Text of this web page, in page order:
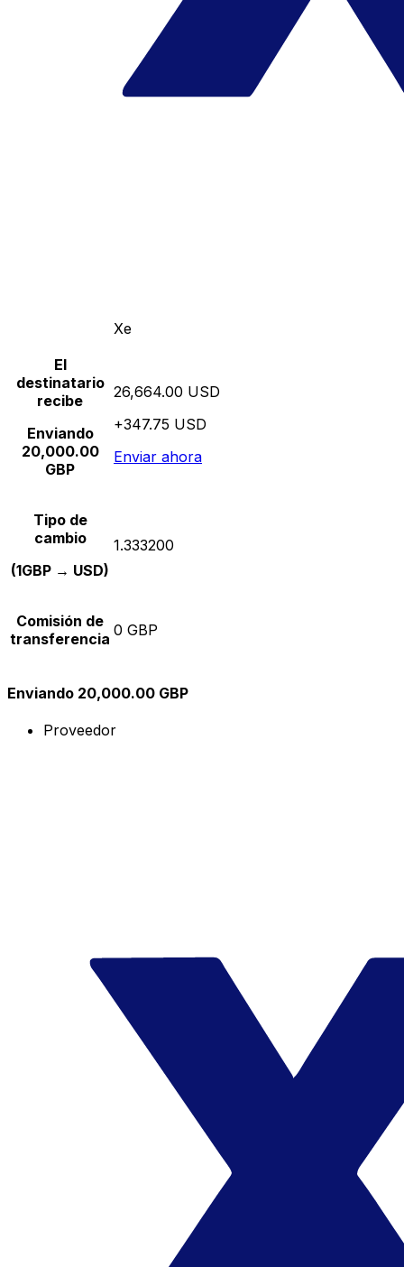
Xe
El
destinatario
recibe
Enviando
20,000.00
GBP
26,664.00 USD
+347.75 USD
Enviar ahora
Tipo de
cambio
(1GBP → USD)
1.333200
Comisión de
transferencia 0 GBP
Enviando 20,000.00 GBP
Proveedor